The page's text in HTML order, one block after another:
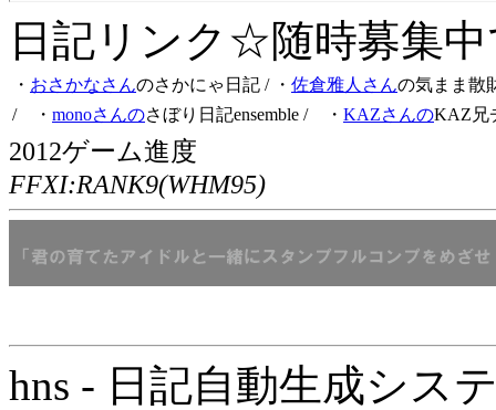
日記リンク☆随時募集
・ おさかなさんのさかにゃ日記 / ・ 佐倉雅人さんの気まま散
/ ・ monoさんのさぼり日記ensemble / ・ KAZさんのKAZ兄
2012ゲーム進度
FFXI:RANK9(WHM95)
hns - 日記自動生成シス